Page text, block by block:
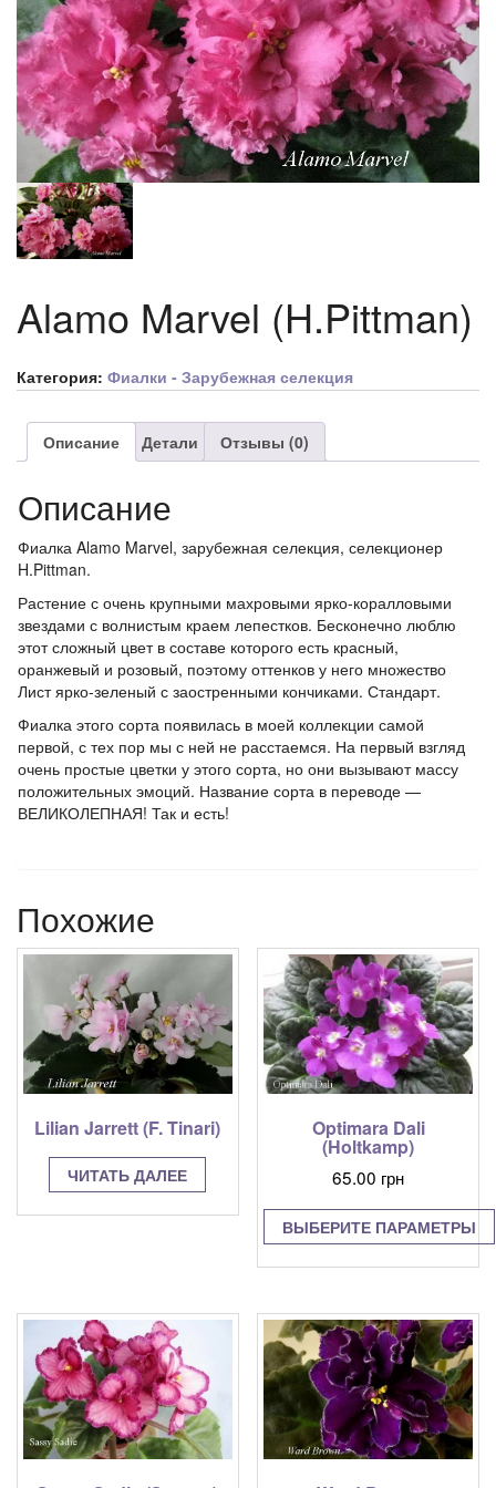
Alamo Marvel (H.Pittman)
Категория: Фиалки - Зарубежная селекция
Описание Детали Отзывы (0)
Описание
Фиалка Alamo Marvel, зарубежная селекция, селекционер
H.Pittman.
Растение с очень крупными махровыми ярко-коралловыми
звездами с волнистым краем лепестков. Бесконечно люблю
этот сложный цвет в составе которого есть красный,
оранжевый и розовый, поэтому оттенков у него множество
Лист ярко-зеленый с заостренными кончиками. Стандарт.
Фиалка этого сорта появилась в моей коллекции самой
первой, с тех пор мы с ней не расстаемся. На первый взгляд
очень простые цветки у этого сорта, но они вызывают массу
положительных эмоций. Название сорта в переводе —
ВЕЛИКОЛЕПНАЯ! Так и есть!
Похожие
Lilian Jarrett (F. Tinari)
ЧИТАТЬ ДАЛЕЕ
Optimara Dali
(Holtkamp)
65.00 грн
ВЫБЕРИТЕ ПАРАМЕТРЫ
Этот
имеет
несколько
вариаций.
Опции
можно
выбрать
на